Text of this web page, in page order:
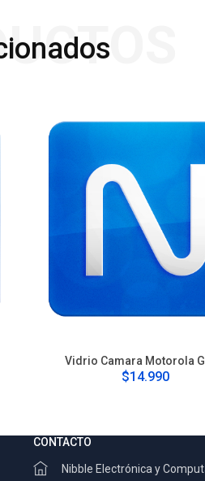
Vidrio Camara Motorola
$14.990
CONTACTO
Nibble Electrónica y